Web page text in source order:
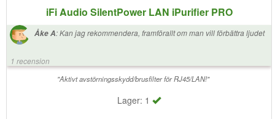
iFi Audio SilentPower LAN iPurifier PRO
Åke A:Kan jag rekommendera, framförallt om man vill förbättra ljudet
1 recension
"Aktivt avstörningsskydd/brusfilter för RJ45/LAN!"
Lager: 1